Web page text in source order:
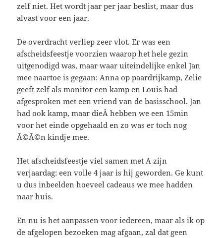
zelf niet. Het wordt jaar per jaar beslist, maar dus
alvast voor een jaar.
De overdracht verliep zeer vlot. Er was een
afscheidsfeestje voorzien waarop het hele gezin
uitgenodigd was, maar waar uiteindelijke enkel Jan
mee naartoe is gegaan: Anna op paardrijkamp, Zelie
geeft zelf als monitor een kamp en Louis had
afgesproken met een vriend van de basisschool. Jan
had ook kamp, maar dieÂ hebben we een 15min
voor het einde opgehaald en zo was er toch nog
Ã©Ã©n kindje mee.
Het afscheidsfeestje viel samen met A zijn
verjaardag: een volle 4 jaar is hij geworden. Ge kunt
u dus inbeelden hoeveel cadeaus we mee hadden
naar huis.
En nu is het aanpassen voor iedereen, maar als ik op
de afgelopen bezoeken mag afgaan, zal dat geen